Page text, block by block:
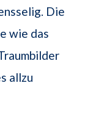
Die
wie das
allzu